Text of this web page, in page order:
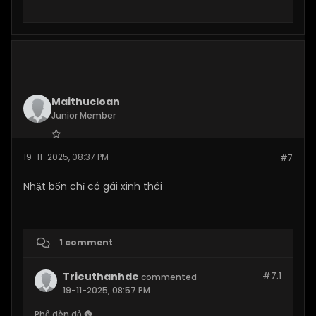
Maithucloan
Junior Member
Posts: 16 #7
19-11-2025, 08:37 PM
Nhật bổn chỉ có gái xinh thôi
1 comment
#7.1
Trieuthanhde commented
19-11-2025, 08:57 PM